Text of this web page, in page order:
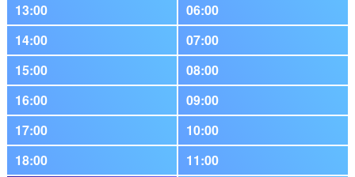
13:00
06:00
14:00
07:00
15:00
08:00
16:00
09:00
17:00
10:00
18:00
11:00